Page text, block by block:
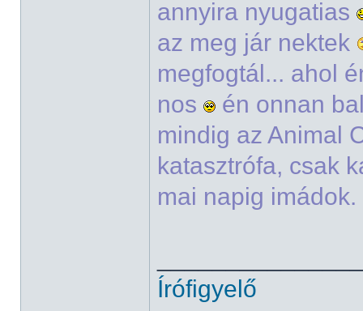
annyira nyugatias
az meg jár nektek
megfogtál... ahol
nos
én onnan
mindig az Animal
katasztrófa, csak
mai napig
Írófigyelő